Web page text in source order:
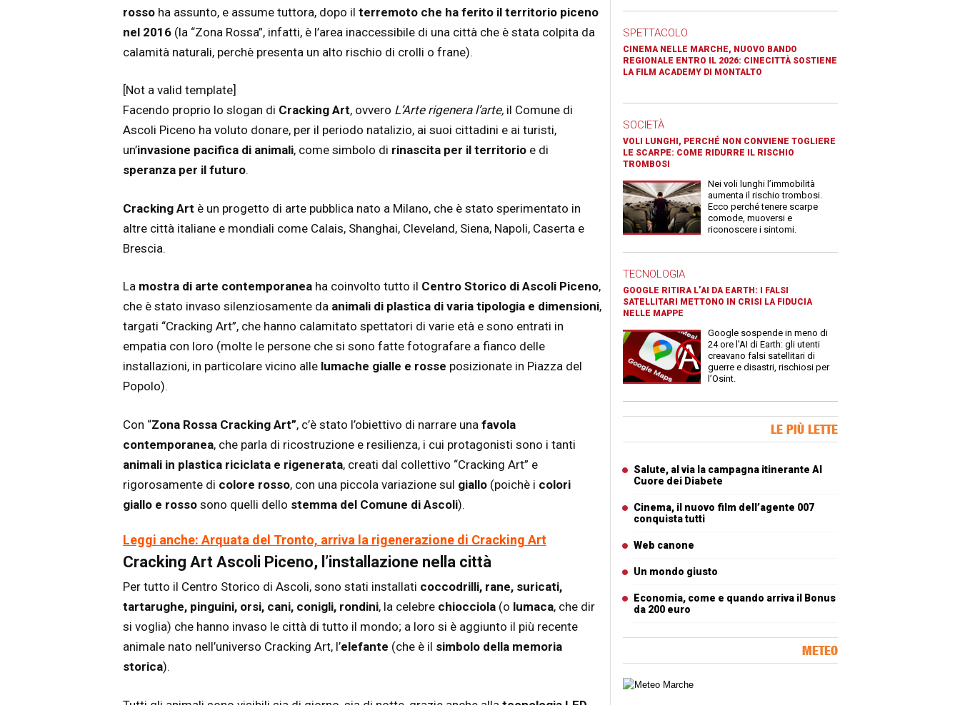
rossoha assunto, e assume tuttora, dopo il terremoto che ha ferito il territorio piceno
nel 2016(la “Zona Rossa”, infatti, è l’area inaccessibile di una città che è stata colpita da
calamità naturali, perchè presenta un alto rischio di crolli o frane).
[Not a valid template]
Facendo proprio lo slogan di Cracking Art, ovvero L’Arte rigenera l’arte,il Comune di
Ascoli Piceno ha voluto donare, per il periodo natalizio, ai suoi cittadini e ai turisti,
un’invasione pacifica di animali, come simbolo di rinascita per il territorioe di
speranza per il futuro.
Cracking Art è un progetto di arte pubblica nato a Milano, che è stato sperimentato in
altre città italiane e mondiali come Calais, Shanghai, Cleveland, Siena, Napoli, Caserta e
Brescia.
La mostra di arte contemporaneaha coinvolto tutto il Centro Storico di Ascoli Piceno,
che è stato invaso silenziosamente da animali di plastica di varia tipologia e dimensioni,
targati “Cracking Art”, che hanno calamitato spettatori di varie età e sono entrati in
empatia con loro (molte le persone che si sono fatte fotografare a fianco delle
installazioni, in particolare vicino alle lumache gialle e rosse posizionate in Piazza del
Popolo).
Con “Zona Rossa Cracking Art”, c’è stato l’obiettivo di narrare una favola
contemporanea, che parla di ricostruzione e resilienza, i cui protagonisti sono i tanti
animali in plastica riciclata e rigenerata, creati dal collettivo “Cracking Art” e
rigorosamente di colore rosso, con una piccola variazione sul giallo(poichè i colori
giallo e rossosono quelli dello stemma del Comune di Ascoli).
Leggi anche: Arquata del Tronto, arriva la rigenerazione di Cracking Art
Cracking Art Ascoli Piceno, l’installazione nella città
Per tutto il Centro Storico di Ascoli, sono stati installati coccodrilli, rane, suricati,
tartarughe, pinguini, orsi, cani, conigli, rondini, la celebre chiocciola(o lumaca, che dir
si voglia) che hanno invaso le città di tutto il mondo; a loro si è aggiunto il più recente
animale nato nell’universo Cracking Art, l’elefante (che è il simbolo della memoria
storica).
SPETTACOLO
CINEMA NELLE MARCHE, NUOVO BANDO
REGIONALE ENTRO IL 2026: CINECITTÀ SOSTIENE
LA FILM ACADEMY DI MONTALTO
SOCIETÀ
VOLI LUNGHI, PERCHÉ NON CONVIENE TOGLIERE
LE SCARPE: COME RIDURRE IL RISCHIO
TROMBOSI
Nei voli lunghi l’immobilità
aumenta il rischio trombosi.
Ecco perché tenere scarpe
comode, muoversi e
riconoscere i sintomi.
TECNOLOGIA
GOOGLE RITIRA L’AI DA EARTH: I FALSI
SATELLITARI METTONO IN CRISI LA FIDUCIA
NELLE MAPPE
Google sospende in meno di
24 ore l’AI di Earth: gli utenti
creavano falsi satellitari di
guerre e disastri, rischiosi per
l’Osint.
LE PIÙ LETTE
Salute, al via la campagna itinerante Al
Cuore dei Diabete
Cinema, il nuovo film dell’agente 007
conquista tutti
Web canone
Un mondo giusto
Economia, come e quando arriva il Bonus
da 200 euro
METEO
Carta meteorologica delle Marche